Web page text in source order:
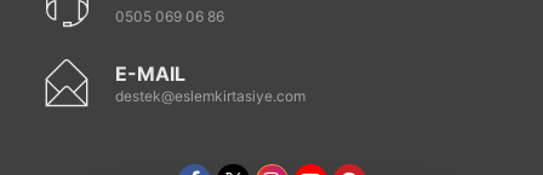
0505 069 06 86
E-MAIL
destek@eslemkirtasiye.com